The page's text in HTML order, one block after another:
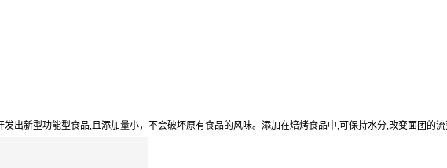
出新型功能型食品,且添加量小，不会破坏原有食品的风味。添加在焙烤食品中,可保持水分,改变面团的